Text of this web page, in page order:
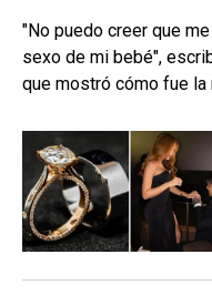
"No puedo creer que
sexo de mi bebé",
que mostró cómo fue